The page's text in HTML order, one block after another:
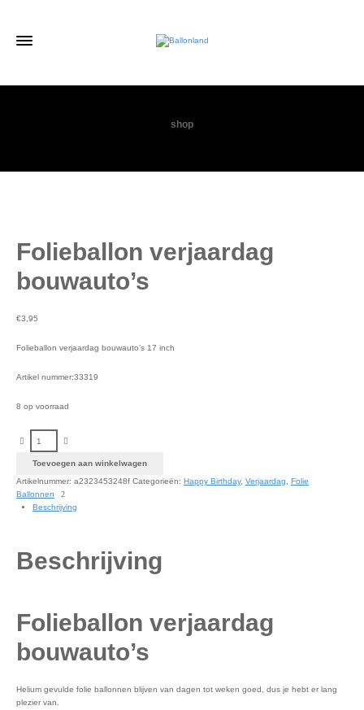
shop
Folieballon verjaardag
bouwauto’s
€3,95
Folieballon verjaardag bouwauto’s 17 inch
Artikel nummer:33319
8 op voorraad
Toevoegen aan winkelwagen
Artikelnummer: a2323453248f Categorieën: Happy Birthday, Verjaardag
Folie
Ballonnen
Beschrijving
Beschrijving
Folieballon verjaardag
bouwauto’s
Helium gevulde folie ballonnen blijven van dagen tot weken goed, dus je hebt er lang
plezier van.